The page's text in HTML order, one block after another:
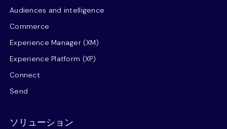
Audiences and intelligence
Commerce
Experience Manager (XM)
Experience Platform (XP)
Connect
Send
ソリューション